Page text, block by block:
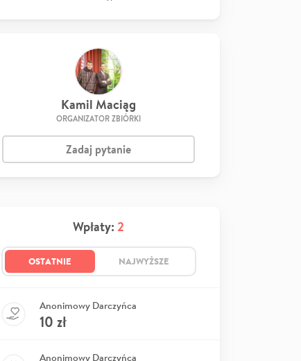
Kamil Maciąg
ORGANIZATOR ZBIÓRKI
Zadaj pytanie
Wpłaty: 2
OSTATNIE NAJWYŻSZE
Anonimowy Darczyńca
10 zł
Anonimowy Darczyńca